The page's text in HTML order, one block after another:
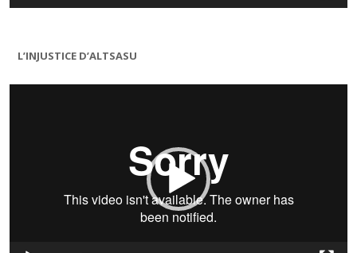
L’INJUSTICE D’ALTSASU
Lecteur